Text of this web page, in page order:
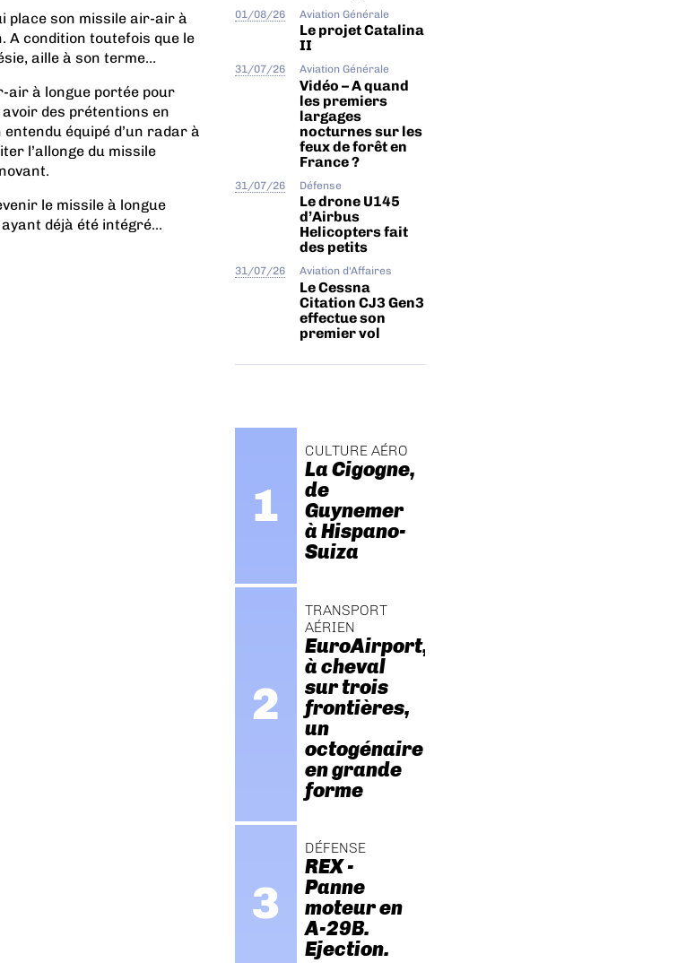
place son missile air-air à
condition toutefois que le
aille à son terme…
air à longue portée pour
des prétentions en
équipé d’un radar à
l’allonge du missile
le missile à longue
déjà été intégré...
01/08/26 Aviation Générale
Le projet Catalina
II
31/07/26 Aviation Générale
Vidéo – A quand
les premiers
largages
nocturnes sur les
feux de forêt en
France ?
31/07/26 Défense
Le drone U145
d’Airbus
Helicopters fait
des petits
31/07/26 Aviation d'Affaires
Le Cessna
Citation CJ3 Gen3
effectue son
premier vol
CULTURE AÉRO
La Cigogne,
de
Guynemer
à Hispano-
Suiza
TRANSPORT
AÉRIEN
EuroAirport,
à cheval
sur trois
frontières,
un
octogénaire
en grande
forme
DÉFENSE
REX -
Panne
moteur en
A-29B.
Ejection.